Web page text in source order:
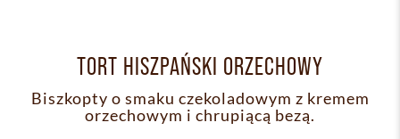
TORT HISZPAŃSKI ORZECHOWY
Biszkopty o smaku czekoladowym z kremem
orzechowym i chrupiącą bezą.